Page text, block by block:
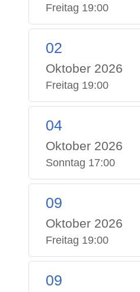
Freitag 19:00
02
Oktober 2026
Freitag 19:00
04
Oktober 2026
Sonntag 17:00
09
Oktober 2026
Freitag 19:00
09